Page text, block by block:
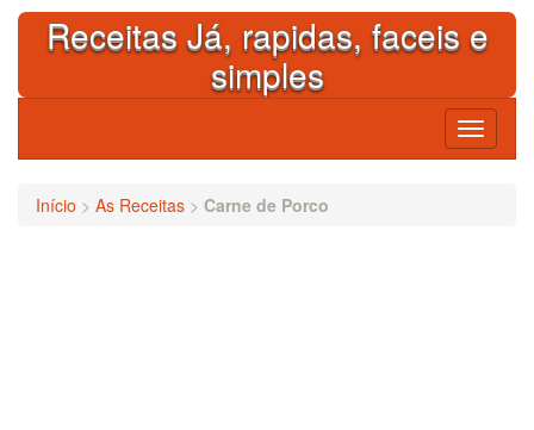
Skip
contentReceitas Já, rapidas, faceis e
simples
Toggle
Início > As Receitas > Carne de Porco